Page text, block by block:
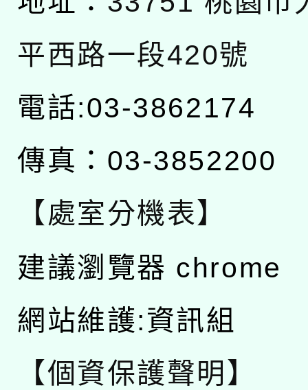
平西路一段420號
電話:03-3862174
傳真：03-3852200
【處室分機表】
建議瀏覽器 chrome
網站維護:資訊組
【個資保護聲明】